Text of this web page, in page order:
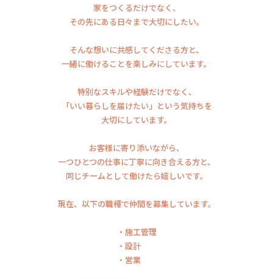
家をつくるだけでなく、
その先にある日々まで大切にしたい。
そんな想いに共感してくださる方と、
一緒に働けることを楽しみにしています。
特別なスキルや経験だけでなく、
「いい暮らしを届けたい」という気持ちを
大切にしています。
お客様に寄り添いながら、
一つひとつの仕事に丁寧に向き合える方と、
同じチームとして働けたら嬉しいです。
現在、以下の職種で仲間を募集しています。
・施工管理
・設計
・営業